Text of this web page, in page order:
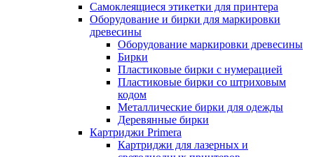
Самоклеящиеся этикетки для принтера
Оборудование и бирки для маркировки
древесины
Оборудование маркировки древесины
Бирки
Пластиковые бирки с нумерацией
Пластиковые бирки со штриховым
кодом
Металлические бирки для одежды
Деревянные бирки
Картриджи Primera
Картриджи для лазерных и